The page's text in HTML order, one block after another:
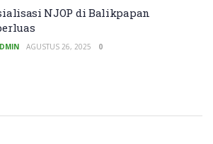
NJOP di Balikpapan
AGUSTUS 26, 2025 0